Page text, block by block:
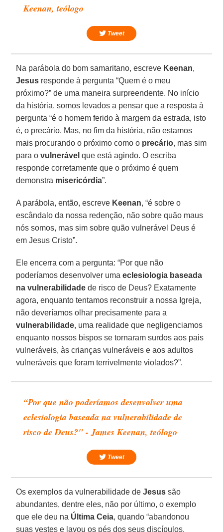
Keenan, teólogo
Tweet
Na parábola do bom samaritano, escreve Keenan,
Jesus responde à pergunta “Quem é o meu
próximo?” de uma maneira surpreendente. No início
da história, somos levados a pensar que a resposta à
pergunta “é o homem ferido à margem da estrada, isto
é, o precário. Mas, no fim da história, não estamos
mais procurando o próximo como o precário, mas sim
para ovulnerável que está agindo. O escriba
responde corretamente que o próximo é quem
demonstra misericórdia”.
A parábola, então, escreve Keenan, “é sobre o
escândalo da nossa redenção, não sobre quão maus
nós somos, mas sim sobre quão vulnerável Deus é
em Jesus Cristo”.
Ele encerra com a pergunta: “Por que não
poderíamos desenvolver umaeclesiologia baseada
na vulnerabilidade de risco de Deus? Exatamente
agora, enquanto tentamos reconstruir a nossa Igreja,
não deveríamos olhar precisamente para a
vulnerabilidade, uma realidade que negligenciamos
enquanto nossos bispos se tornaram surdos aos pais
vulneráveis, às crianças vulneráveis e aos adultos
vulneráveis que foram terrivelmente violados?”.
“Por que não poderíamos desenvolver uma
eclesiologia baseada na vulnerabilidade de
risco de Deus?" - James Keenan, teólogo
Tweet
Os exemplos da vulnerabilidade deJesus são
abundantes, dentre eles, não por último, o exemplo
que ele deu na Última Ceia, quando “abandonou
suas vestes e lavou os pés dos seus discípulos,